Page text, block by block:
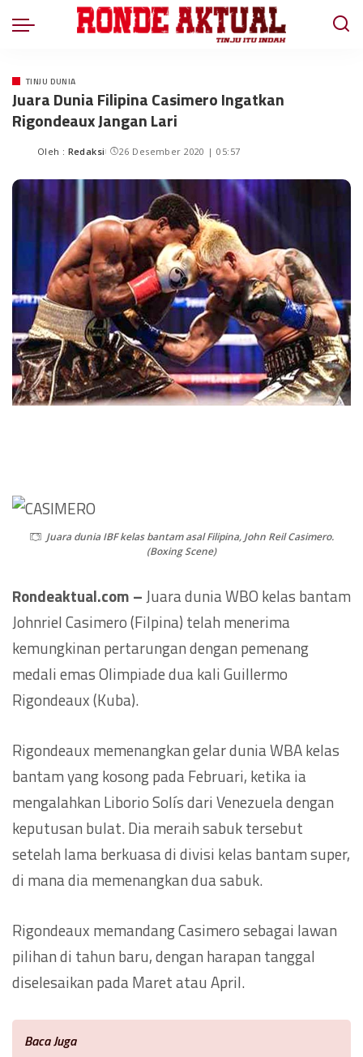
TINJU DUNIA
Juara Dunia Filipina Casimero Ingatkan
Rigondeaux Jangan Lari
Oleh : Redaksi 26 Desember 2020 | 05:57
Juara dunia IBF kelas bantam asal Filipina, John Reil Casimero.
(Boxing Scene)
Rondeaktual.com – Juara dunia WBO kelas bantam
Johnriel Casimero (Filpina) telah menerima
kemungkinan pertarungan dengan pemenang
medali emas Olimpiade dua kali Guillermo
Rigondeaux (Kuba).
Rigondeaux memenangkan gelar dunia WBA kelas
bantam yang kosong pada Februari, ketika ia
mengalahkan Liborio Solís dari Venezuela dengan
keputusan bulat. Dia meraih sabuk tersebut
setelah lama berkuasa di divisi kelas bantam super,
di mana dia memenangkan dua sabuk.
Rigondeaux memandang Casimero sebagai lawan
pilihan di tahun baru, dengan harapan tanggal
diselesaikan pada Maret atau April.
Baca Juga